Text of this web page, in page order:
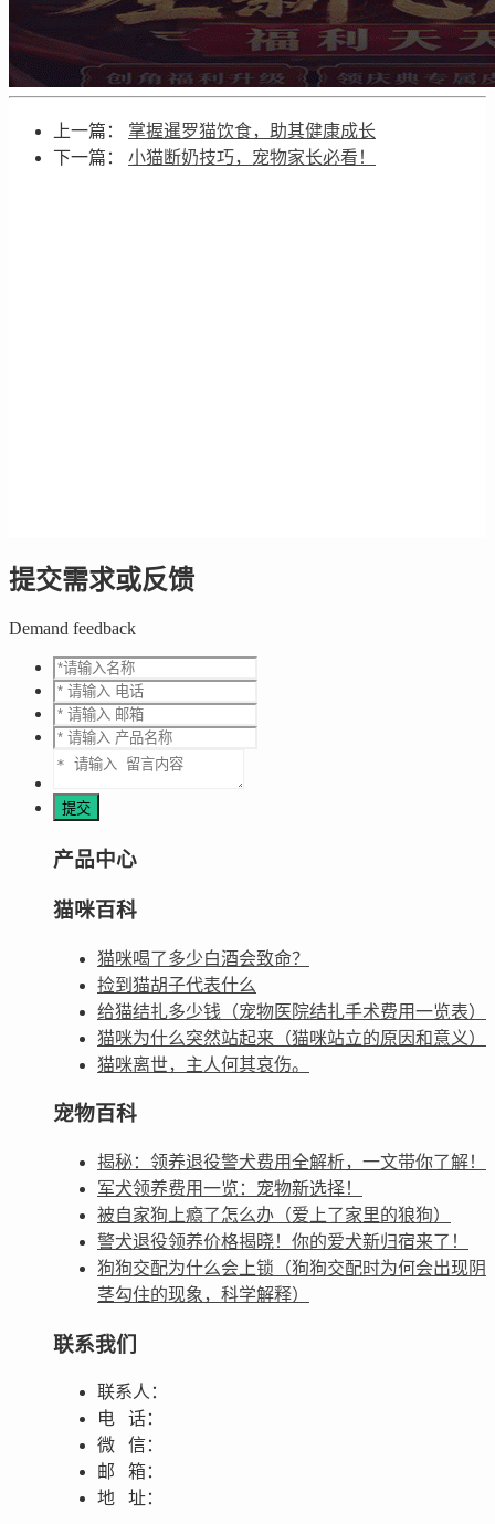
上一篇： 掌握暹罗猫饮食，助其健康成长
下一篇： 小猫断奶技巧，宠物家长必看！
提交需求或反馈
Demand feedback
产品中心
猫咪百科
猫咪喝了多少白酒会致命？
捡到猫胡子代表什么
给猫结扎多少钱（宠物医院结扎手术费用一览表）
猫咪为什么突然站起来（猫咪站立的原因和意义）
猫咪离世，主人何其哀伤。
宠物百科
揭秘：领养退役警犬费用全解析，一文带你了解！
军犬领养费用一览：宠物新选择！
被自家狗上瘾了怎么办（爱上了家里的狼狗）
警犬退役领养价格揭晓！你的爱犬新归宿来了！
狗狗交配为什么会上锁（狗狗交配时为何会出现阴
茎勾住的现象，科学解释）
联系我们
联系人：
电 话：
微 信：
邮 箱：
地 址：